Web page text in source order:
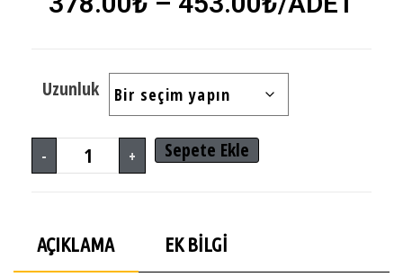
Uzunluk
- + Sepete Ekle
AÇIKLAMA EK BILGI